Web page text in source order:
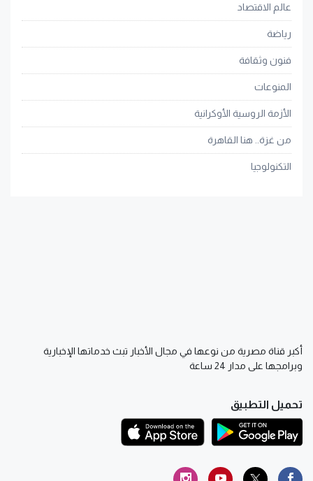
عالم الاقتصاد
رياضة
فنون وثقافة
المنوعات
الأزمة الروسية الأوكرانية
من غزة.. هنا القاهرة
التكنولوجيا
أكبر قناة مصرية من نوعها في مجال الأخبار تبث خدماتها الإخبارية
وبرامجها على مدار 24 ساعة
تحميل التطبيق